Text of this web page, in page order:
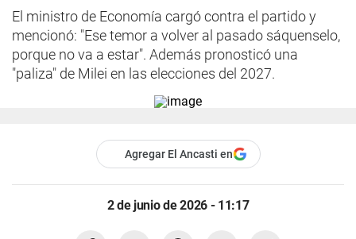
El ministro de Economía cargó contra el partido y
mencionó: "Ese temor a volver al pasado sáquenselo,
porque no va a estar". Además pronosticó una
"paliza" de Milei en las elecciones del 2027.
Agregar El Ancasti en
2 de junio de 2026 - 11:17